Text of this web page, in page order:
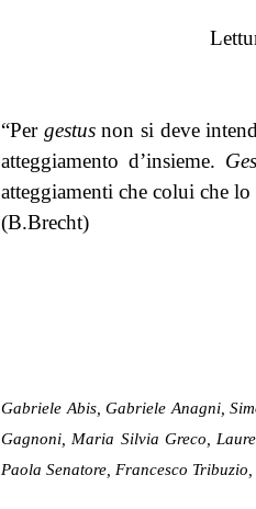
“Per gestusnon si deve
atteggiamento d’insieme.
atteggiamenti che colui che lo
(B.Brecht)
Gabriele Abis, Gabriele Anagni,
Gagnoni, Maria Silvia Greco,
Paola Senatore, Francesco